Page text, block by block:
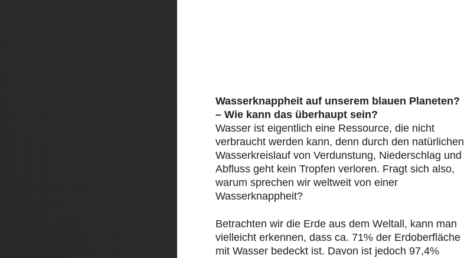
Wasserknappheit auf unserem blauen Planeten?
– Wie kann das überhaupt sein?
Wasser ist eigentlich eine Ressource, die nicht
verbraucht werden kann, denn durch den natürlichen
Wasserkreislauf von Verdunstung, Niederschlag und
Abfluss geht kein Tropfen verloren. Fragt sich also,
warum sprechen wir weltweit von einer
Wasserknappheit?
Betrachten wir die Erde aus dem Weltall, kann man
vielleicht erkennen, dass ca. 71% der Erdoberfläche
mit Wasser bedeckt ist. Davon ist jedoch 97,4%